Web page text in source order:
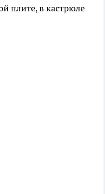
плите, в кастрюле